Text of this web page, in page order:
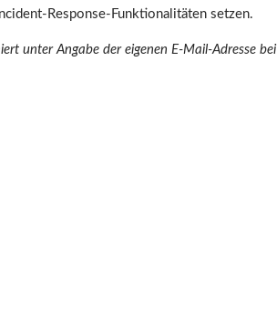
Response-Funktionalitäten setzen.
unter Angabe der eigenen E-Mail-Adresse bei